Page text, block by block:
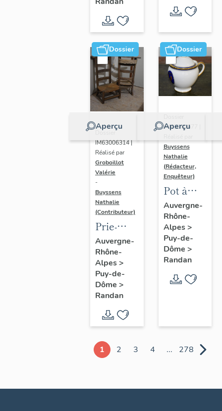
prière de
Marie-
Amélie "
Dossier
Aperçu
Dossier
IM63006314 |
Réalisé par
Groboillot
Valérie
-
Buyssens
Nathalie
(Contributeur)
Prie-
Dieu n° 1
Auvergne-
Rhône-
Alpes>
Puy-de-
Dôme >
Randan
Dossier
Aperçu
IM63009577 |
Buyssens
Nathalie
(Rédacteur,
Enquêteur)
Pot à
crème n°
2
Auvergne-
Rhône-
Alpes>
Puy-de-
Dôme >
Randan
1 2 3 4 ... 278